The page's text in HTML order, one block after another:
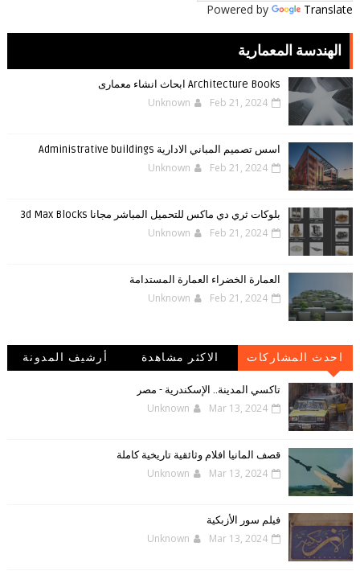
Powered by Translate
الهندسة المعمارية
Architecture Books ابحاث انشاء معمارى
Unknown Feb 21, 2024
اسس تصميم المباني الادارية Administrative buildings
Unknown Feb 21, 2024
بلوكات ثري دي ماكس للتحميل المباشر مجانا 3d Max Blocks
Unknown Feb 21, 2024
العمارة الخضراء العمارة المستدامة
Unknown Feb 21, 2024
احدث المشاركات الاكثر مشاهدة
أرشيف المدونة
تاكسي المدينة.. الإسكندرية - مصر
Unknown Mar 13, 2024
قصف المانيا افلام وثائقية تاريخية كاملة
Unknown Mar 13, 2024
فيلم سور الأزبكية
Unknown Mar 13, 2024